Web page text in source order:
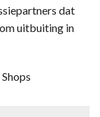
dat
uitbuiting in